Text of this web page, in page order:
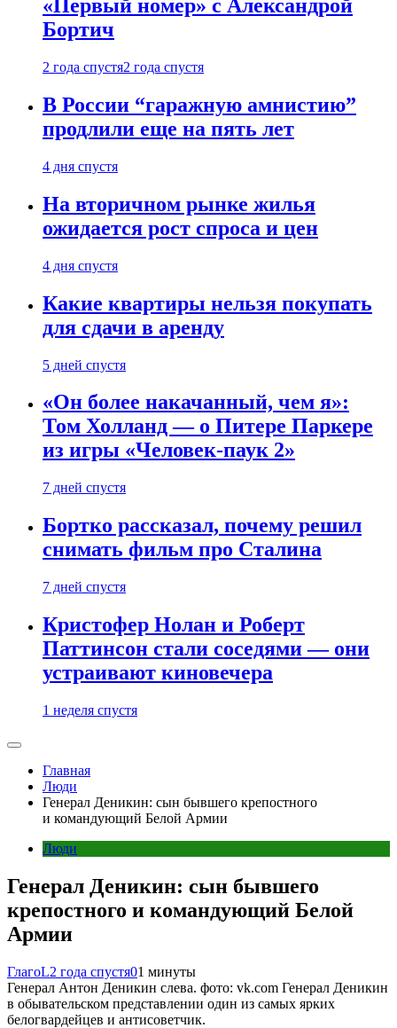
«Первый номер» с Александрой
Бортич
2 года спустя2 года спустя
В России “гаражную амнистию”
продлили еще на пять лет
4 дня спустя
На вторичном рынке жилья
ожидается рост спроса и цен
4 дня спустя
Какие квартиры нельзя покупать
для сдачи в аренду
5 дней спустя
«Он более накачанный, чем я»:
Том Холланд — о Питере Паркере
из игры «Человек-паук 2»
7 дней спустя
Бортко рассказал, почему решил
снимать фильм про Сталина
7 дней спустя
Кристофер Нолан и Роберт
Паттинсон стали соседями — они
устраивают киновечера
1 неделя спустя
Главная
Люди
Генерал Деникин: сын бывшего крепостного
и командующий Белой Армии
Люди
Генерал Деникин: сын бывшего
крепостного и командующий Белой
Армии
ГлагоL2 года спустя01 минуты
Генерал Антон Деникин слева. фото: vk.com Генерал Деникин
в обывательском представлении один из самых ярких
белогвардейцев и антисоветчик.